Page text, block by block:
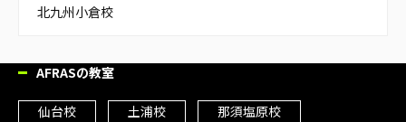
北九州小倉校
AFRASの教室
仙台校 土浦校
那須塩原校